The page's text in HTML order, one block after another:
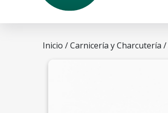
Inicio /Carnicería y Charcutería /